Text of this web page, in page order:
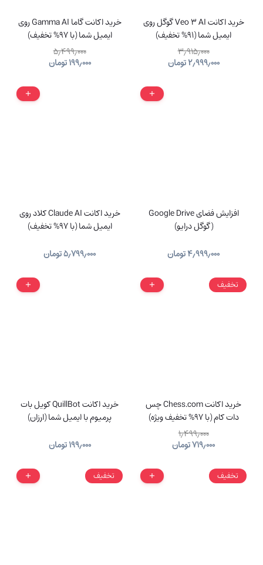
خرید اکانت Veo 3 AI گوگل روی
ایمیل شما (91% تخفیف)
۳٫۹۱۵٫۰۰۰
۲٫۹۹۹٫۰۰۰تومان
خرید اکانت گاما Gamma AI روی
ایمیل شما (با 97% تخفیف)
۵٫۴۹۹٫۰۰۰
۱۹۹٫۰۰۰تومان
افزایش فضای Google Drive
(گوگل درایو)
۴٫۹۹۹٫۰۰۰تومان
خرید اکانت Claude AI کلاد روی
ایمیل شما (با 97% تخفیف)
۵٫۷۹۹٫۰۰۰تومان
تخفیف
خرید اکانت Chess.com چس
دات کام (با 97% تخفیف ویژه)
۱٫۴۹۹٫۰۰۰
۷۱۹٫۰۰۰تومان
خرید اکانت QuillBot کویل بات
پرمیوم با ایمیل شما (ارزان)
۱۹۹٫۰۰۰تومان
تخفیف تخفیف